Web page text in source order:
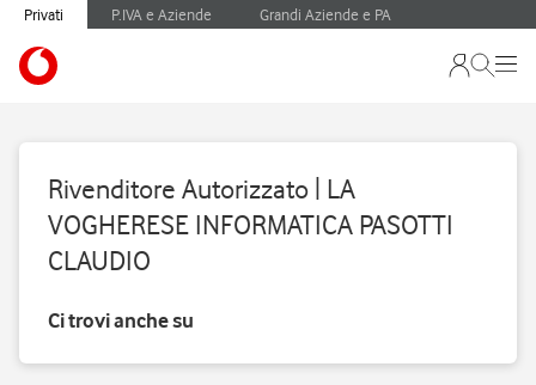
Privati P.IVA e Aziende Grandi Aziende e PA
Rivenditore Autorizzato | LA
VOGHERESE INFORMATICA PASOTTI
CLAUDIO
Ci trovi anche su